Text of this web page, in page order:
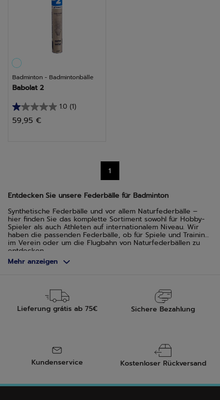
Badminton - Badmintonbälle
Babolat 2
1.0 (1)
1.0
von
59,95 €
1
Entdecken Sie unsere Federbälle für Badminton
Synthetische Federbälle und vor allem Naturfederbälle –
hier finden Sie das komplette Sortiment sowohl für Hobby-
Spieler als auch Athleten auf internationalem Niveau. Wir
haben die passenden Federbälle, ob für Spiele und Training
im Verein oder um die Flugbahn von Naturfederbällen zu
entdecken.
Mehr anzeigen
Lieferung grátis ab 75€ Sichere Bezahlung
Kundenservice Kostenloser Rückversand